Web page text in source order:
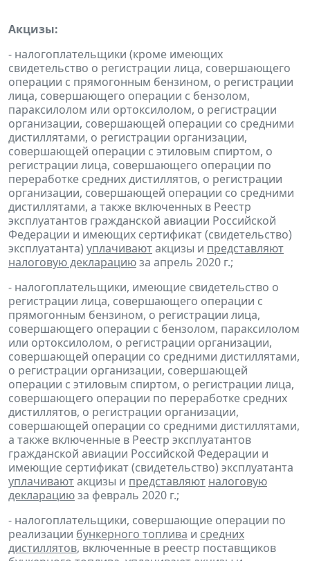
Акцизы:
- налогоплательщики (кроме имеющих
свидетельство о регистрации лица, совершающего
операции с прямогонным бензином, о регистрации
лица, совершающего операции с бензолом,
параксилолом или ортоксилолом, о регистрации
организации, совершающей операции со средними
дистиллятами, о регистрации организации,
совершающей операции с этиловым спиртом, о
регистрации лица, совершающего операции по
переработке средних дистиллятов, о регистрации
организации, совершающей операции со средними
дистиллятами, а также включенных в Реестр
эксплуатантов гражданской авиации Российской
Федерации и имеющих сертификат (свидетельство)
эксплуатанта) уплачиваютакцизы и представляют
налоговую декларациюза апрель 2020 г.;
- налогоплательщики, имеющие свидетельство о
регистрации лица, совершающего операции с
прямогонным бензином, о регистрации лица,
совершающего операции с бензолом, параксилолом
или ортоксилолом, о регистрации организации,
совершающей операции со средними дистиллятами,
о регистрации организации, совершающей
операции с этиловым спиртом, о регистрации лица,
совершающего операции по переработке средних
дистиллятов, о регистрации организации,
совершающей операции со средними дистиллятами,
а также включенные в Реестр эксплуатантов
гражданской авиации Российской Федерации и
имеющие сертификат (свидетельство) эксплуатанта
уплачиваютакцизы и представляют налоговую
декларациюза февраль 2020 г.;
- налогоплательщики, совершающие операции по
реализации бункерного топлива и средних
дистиллятов, включенные в реестр поставщиков